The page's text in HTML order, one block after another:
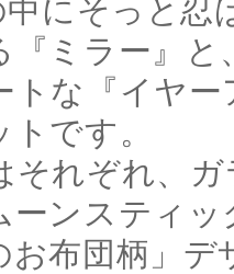
中にそっと忍
『ミラー』と
トな『イヤ
です。
それぞれ、
ーンスティ
お布団柄」